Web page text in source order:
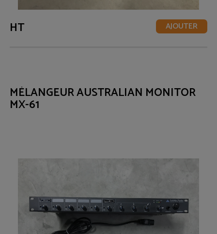
HT AJOUTER
MÉLANGEUR AUSTRALIAN MONITOR
MX-61